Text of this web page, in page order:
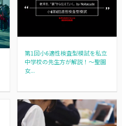
第1回小6適性検査型模試を私立
中学校の先生方が解説！～聖園
女...